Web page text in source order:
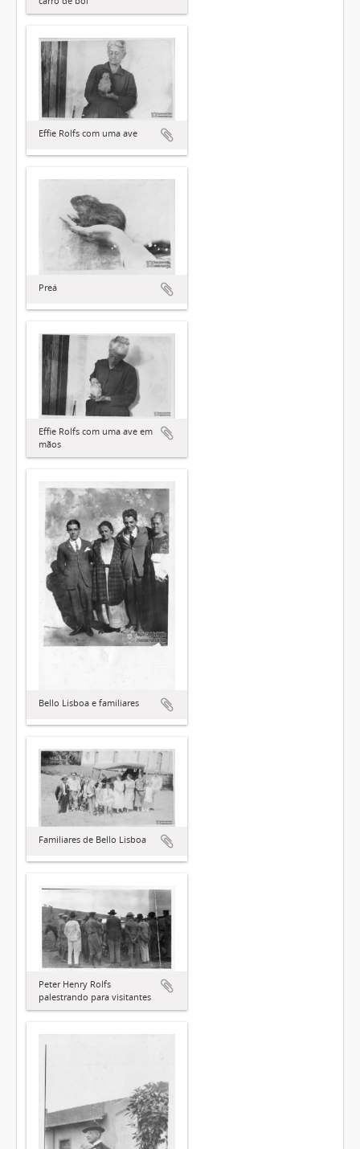
Effie Rolfs com uma ave
Preá
Effie Rolfs com uma ave em
mãos
Bello Lisboa e familiares
Familiares de Bello Lisboa
Peter Henry Rolfs
palestrando para visitantes